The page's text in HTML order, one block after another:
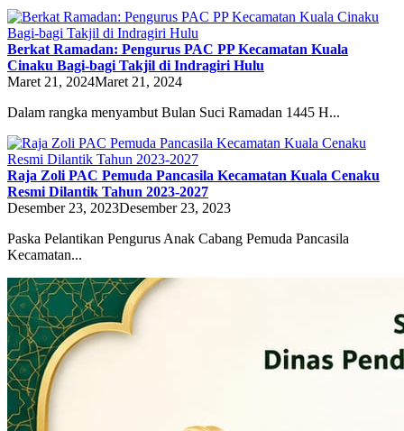
Berkat Ramadan: Pengurus PAC PP Kecamatan Kuala
Cinaku Bagi-bagi Takjil di Indragiri Hulu
Maret 21, 2024Maret 21, 2024
Dalam rangka menyambut Bulan Suci Ramadan 1445 H...
Raja Zoli PAC Pemuda Pancasila Kecamatan Kuala Cenaku
Resmi Dilantik Tahun 2023-2027
Desember 23, 2023Desember 23, 2023
Paska Pelantikan Pengurus Anak Cabang Pemuda Pancasila
Kecamatan...